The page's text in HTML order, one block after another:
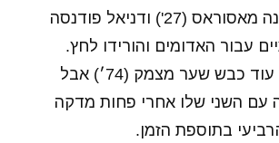
במחצית הראשונה מאסוראס (27') ודניאל פודנסה
עבור האדומים והורידו לחץ.
ניקולאס מרטינז עוד כבש שער מצמק (74׳) אבל
עם השני שלו אחרי פחות מדקה
בתוספת הזמן.